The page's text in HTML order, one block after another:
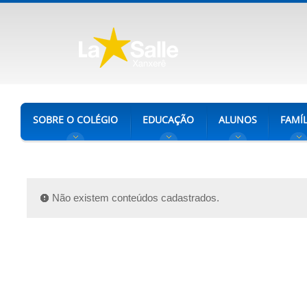
SOBRE O COLÉGIO EDUCAÇÃO ALUNOS
Não existem conteúdos cadastrados.